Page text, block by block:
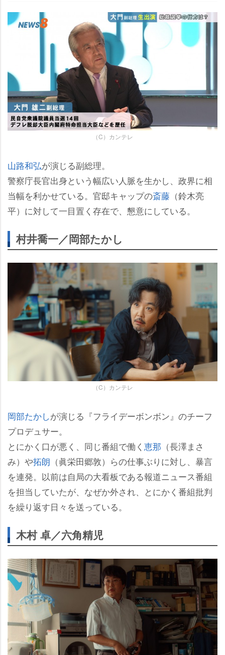
（C）カンテレ
山路和弘が演じる副総理。
警察庁長官出身という幅広い人脈を生かし、政界に相
当幅を利かせている。官邸キャップの斎藤 （鈴木亮
平）に対して一目置く存在で、懇意にしている。
村井喬一／岡部たかし
（C）カンテレ
岡部たかしが演じる『フライデーボンボン』のチーフ
プロデュサー。
とにかく口が悪く、同じ番組で働く 恵那 （長澤まさ
み）拓朗 （眞栄田郷敦）らの仕事ぶりに対し、暴言
を連発。以前は自局の大看板である報道ニュース番組
を担当していたが、なぜか外され、とにかく番組批判
を繰り返す日々を送っている。
木村 卓／六角精児